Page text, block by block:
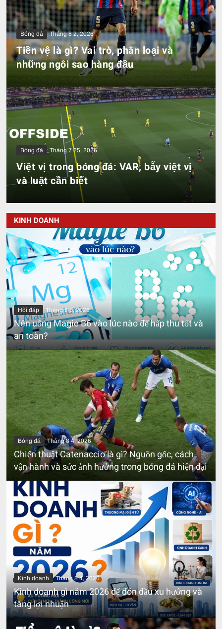
Bóng đá Tháng 8 2, 2026
Tiền vệ là gì? Vai trò, phân loại và
những ngôi sao hàng đầu
Bóng đá Tháng 7 25, 2026
Việt vị trong bóng đá: VAR, bẫy việt vị
và luật cần biết
KINH DOANH
Hỏi đáp Tháng 8 5, 2026
Nên uống Magie B6 vào lúc nào để hấp thu tốt và
an toàn?
Bóng đá Tháng 8 4, 2026
Chiến thuật Catenaccio là gì? Nguồn gốc, cách
vận hành và sức ảnh hưởng trong bóng đá hiện đại
Kinh doanh Tháng 8 4, 2026
Kinh doanh gì năm 2026 để đón đầu xu hướng và
tăng lợi nhuận